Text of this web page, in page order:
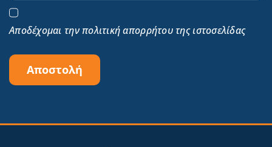
Αποδέχομαι την πολιτική απορρήτου της ιστοσελίδας
Αποστολή